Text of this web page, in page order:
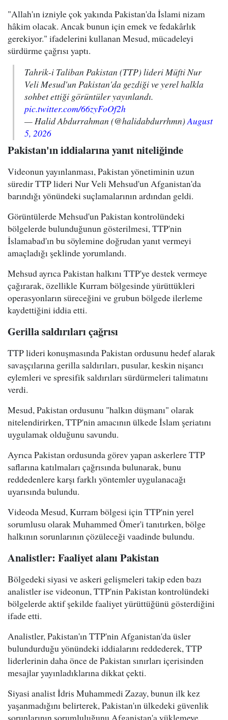
"Allah'ın izniyle çok yakında Pakistan'da İslami nizam
hâkim olacak. Ancak bunun için emek ve fedakârlık
gerekiyor." ifadelerini kullanan Mesud, mücadeleyi
sürdürme çağrısı yaptı.
Tahrik-i Taliban Pakistan (TTP) lideri Müfti Nur
Veli Mesud'un Pakistan'da gezdiği ve yerel halkla
sohbet ettiği görüntüler yayınlandı.
pic.twitter.com/66zyFoOf2h
— Halid Abdurrahman (@halidabdurrhmn) August
5, 2026
Pakistan'ın iddialarına yanıt niteliğinde
Videonun yayınlanması, Pakistan yönetiminin uzun
süredir TTP lideri Nur Veli Mehsud'un Afganistan'da
barındığı yönündeki suçlamalarının ardından geldi.
Görüntülerde Mehsud'un Pakistan kontrolündeki
bölgelerde bulunduğunun gösterilmesi, TTP'nin
İslamabad'ın bu söylemine doğrudan yanıt vermeyi
amaçladığı şeklinde yorumlandı.
Mehsud ayrıca Pakistan halkını TTP'ye destek vermeye
çağırarak, özellikle Kurram bölgesinde yürüttükleri
operasyonların süreceğini ve grubun bölgede ilerleme
kaydettiğini iddia etti.
Gerilla saldırıları çağrısı
TTP lideri konuşmasında Pakistan ordusunu hedef alarak
savaşçılarına gerilla saldırıları, pusular, keskin nişancı
eylemleri ve spresifik saldırıları sürdürmeleri talimatını
verdi.
Mesud, Pakistan ordusunu "halkın düşmanı" olarak
nitelendirirken, TTP'nin amacının ülkede İslam şeriatını
uygulamak olduğunu savundu.
Ayrıca Pakistan ordusunda görev yapan askerlere TTP
saflarına katılmaları çağrısında bulunarak, bunu
reddedenlere karşı farklı yöntemler uygulanacağı
uyarısında bulundu.
Videoda Mesud, Kurram bölgesi için TTP'nin yerel
sorumlusu olarak Muhammed Ömer'i tanıtırken, bölge
halkının sorunlarının çözüleceği vaadinde bulundu.
Analistler: Faaliyet alanı Pakistan
Bölgedeki siyasi ve askeri gelişmeleri takip eden bazı
analistler ise videonun, TTP'nin Pakistan kontrolündeki
bölgelerde aktif şekilde faaliyet yürüttüğünü gösterdiğini
ifade etti.
Analistler, Pakistan'ın TTP'nin Afganistan'da üsler
bulundurduğu yönündeki iddialarını reddederek, TTP
liderlerinin daha önce de Pakistan sınırları içerisinden
mesajlar yayınladıklarına dikkat çekti.
Siyasi analist İdris Muhammedi Zazay, bunun ilk kez
yaşanmadığını belirterek, Pakistan'ın ülkedeki güvenlik
sorunlarının sorumluluğunu Afganistan'a yüklemeye